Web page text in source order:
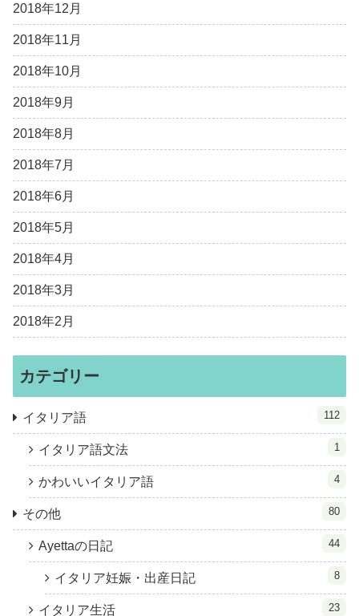
2018年12月
2018年11月
2018年10月
2018年9月
2018年8月
2018年7月
2018年6月
2018年5月
2018年4月
2018年3月
2018年2月
カテゴリー
イタリア語 112
イタリア語文法 1
かわいいイタリア語 4
その他 80
Ayettaの日記 44
イタリア妊娠・出産日記 8
イタリア生活 23